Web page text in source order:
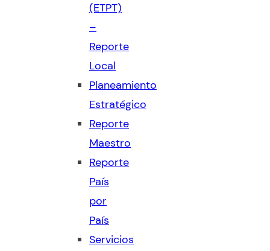
(ETPT)
–
Reporte
Local
Planeamiento
Estratégico
Reporte
Maestro
Reporte
País
por
País
Servicios